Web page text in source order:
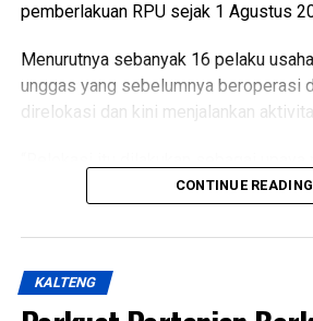
pemberlakuan RPU sejak 1 Agustus
Menurutnya sebanyak 16 pelaku
unggas yang sebelumnya beroperasi
direlokasi dan kini menjalankan
kualitas pelayanan sekaligus
lingkungan,” katanya Kamis (6/8/
Ia menjelaskan terkait kondisi RPU
layak digunakan karena kondisi
CONTINUE READING
KALTENG